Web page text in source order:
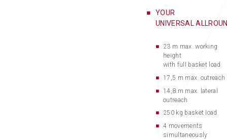
YOUR
UNIVERSAL
23 m max. working
height
with full basket load
17,5 m max. outreach
14,8 m max. lateral
outreach
250 kg basket load
4 movements
simultaneously